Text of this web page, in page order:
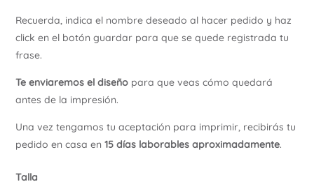
Recuerda, indica el nombre deseado al hacer pedido y haz
click en el botón guardar para que se quede registrada tu
frase.
Te enviaremos el diseñopara que veas cómo quedará
antes de la impresión.
Una vez tengamos tu aceptación para imprimir, recibirás tu
pedido en casa en 15 días laborables aproximadamente.
Talla